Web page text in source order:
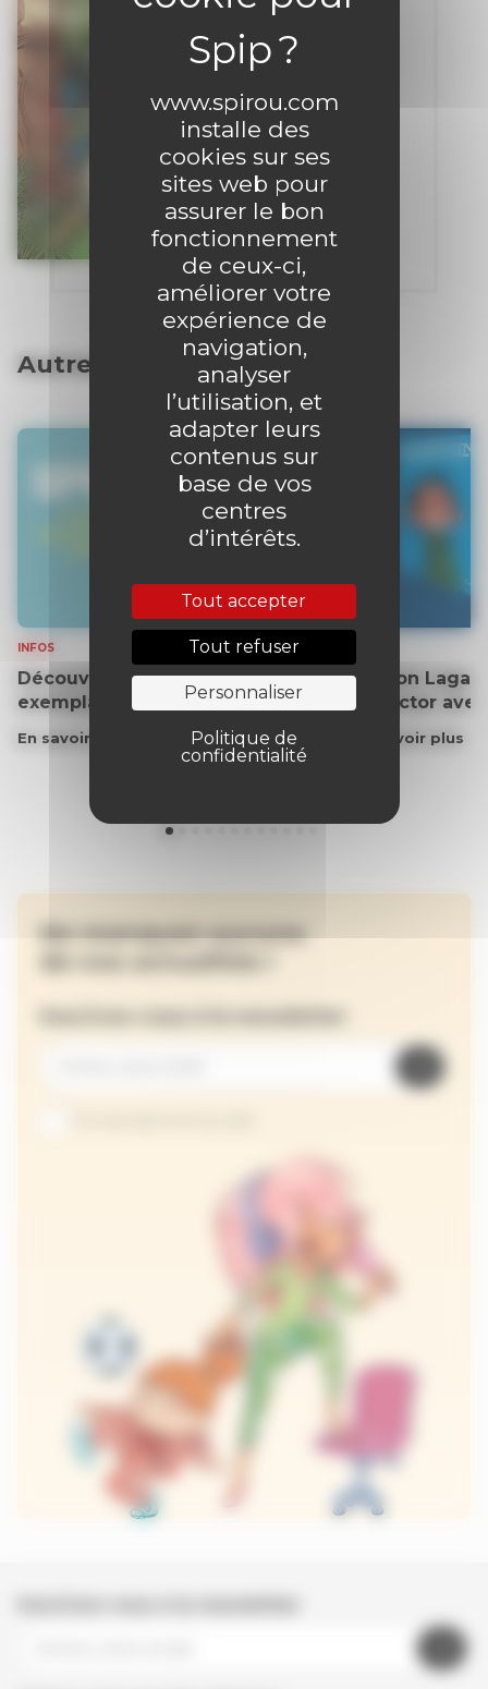
www.spirou.com
installe des
cookies sur ses
sites web pour
assurer le bon
fonctionnement
de ceux-ci,
améliorer votre
expérience de
navigation,
analyser
l’utilisation, et
adapter leurs
contenus sur
base de vos
centres
d’intérêts.
Tout accepter
Tout refuser
Personnaliser
Politique de
confidentialité
Autres articles
INFOS
Découvrez gratuitement un
exemplaire du journal !
En savoir plus
Gaston
collector
En savoir plus
Ne manquez aucune